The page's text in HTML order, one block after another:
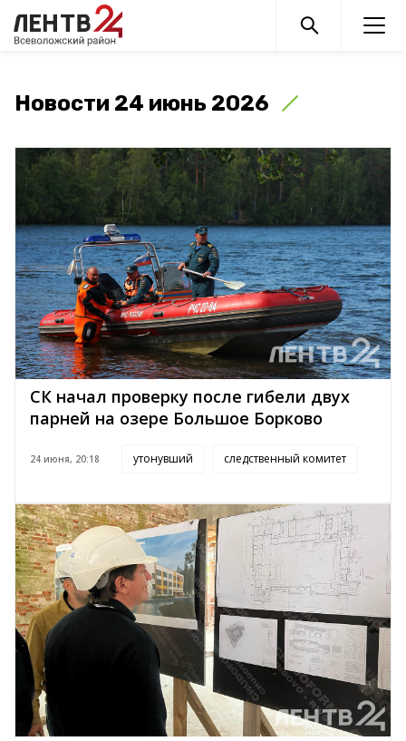
Новости 24 июнь 2026
СК начал проверку после гибели двух
парней на озере Большое Борково
24 июня, 20:18 утонувший следственный комитет